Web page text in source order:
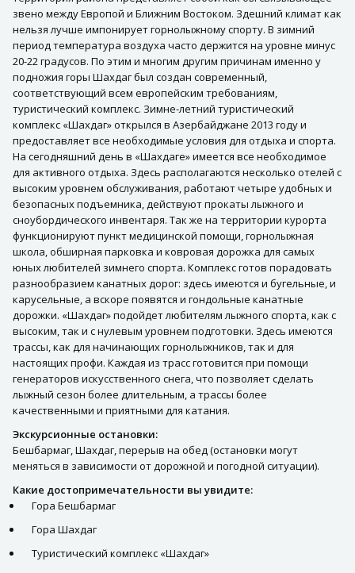
звено между Европой и Ближним Востоком. Здешний климат как
нельзя лучше импонирует горнолыжному спорту. В зимний
период температура воздуха часто держится на уровне минус
20-22 градусов. По этим и многим другим причинам именно у
подножия горы Шахдаг был создан современный,
соответствующий всем европейским требованиям,
туристический комплекс. Зимне-летний туристический
комплекс «Шахдаг» открылся в Азербайджане 2013 году и
предоставляет все необходимые условия для отдыха и спорта.
На сегодняшний день в «Шахдаге» имеется все необходимое
для активного отдыха. Здесь располагаются несколько отелей с
высоким уровнем обслуживания, работают четыре удобных и
безопасных подъемника, действуют прокаты лыжного и
сноубордического инвентаря. Так же на территории курорта
функционируют пункт медицинской помощи, горнолыжная
школа, обширная парковка и ковровая дорожка для самых
юных любителей зимнего спорта. Комплекс готов порадовать
разнообразием канатных дорог: здесь имеются и бугельные, и
карусельные, а вскоре появятся и гондольные канатные
дорожки. «Шахдаг» подойдет любителям лыжного спорта, как с
высоким, так и с нулевым уровнем подготовки. Здесь имеются
трассы, как для начинающих горнолыжников, так и для
настоящих профи. Каждая из трасс готовится при помощи
генераторов искусственного снега, что позволяет сделать
лыжный сезон более длительным, а трассы более
качественными и приятными для катания.
Экскурсионные остановки:
Бешбармаг, Шахдаг, перерыв на обед (остановки могут
меняться в зависимости от дорожной и погодной ситуации).
Какие достопримечательности вы увидите:
Гора Бешбармаг
Гора Шахдаг
Туристический комплекс «Шахдаг»